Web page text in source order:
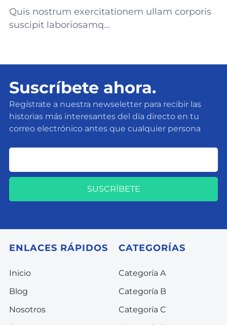
Quis nostrum exercitationem ullam corporis
suscipit laboriosamq...
Suscríbete ahora.
Regístrate a nuestra newseletter para recibir las
historias más interesantes del día directo en tu
correo electrónico antes que cualquier persona
SUSCRÍBETE
ENLACES RÁPIDOS
Inicio
Blog
Nosotros
CATEGORÍAS
Categoría A
Categoría B
Categoría C